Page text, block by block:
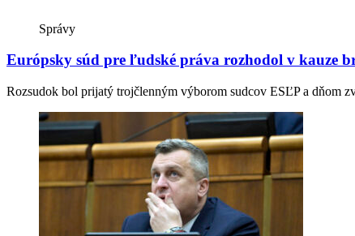
Správy
Európsky súd pre ľudské práva rozhodol v kauze
Rozsudok bol prijatý trojčlenným výborom sudcov ESĽP a dňom